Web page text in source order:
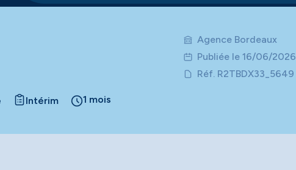
Agence Bordeaux
Publiée le 16/06/2026
Réf. R2TBDX33_5649
Intérim 1 mois